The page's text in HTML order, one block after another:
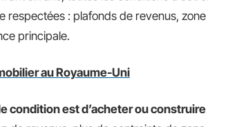
respectées : plafonds de revenus, zone
principale.
au Royaume-Uni
condition est d’acheter ou construire